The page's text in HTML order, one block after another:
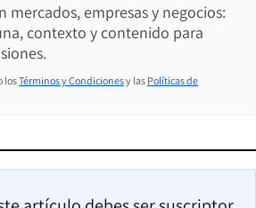
mercados, empresas y negocios:
contexto y contenido para
losTérminos y Condicionesy las Políticas de